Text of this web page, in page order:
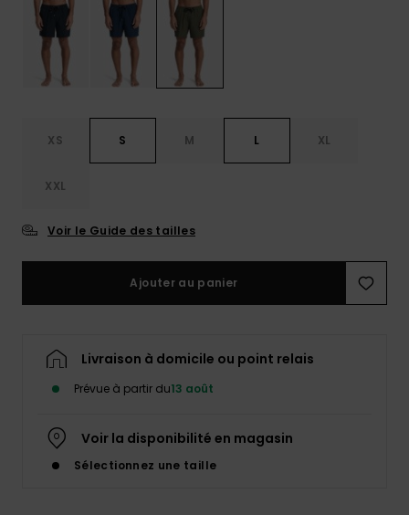
les plus
fréquentes
formulaire
contact.
la FAQ
XS S M L XL
XXL
Voir le Guide des tailles
Ajouter au panier
Livraison à domicile ou point relais
Prévue à partir du13 août
Voir la disponibilité en magasin
Sélectionnez une taille